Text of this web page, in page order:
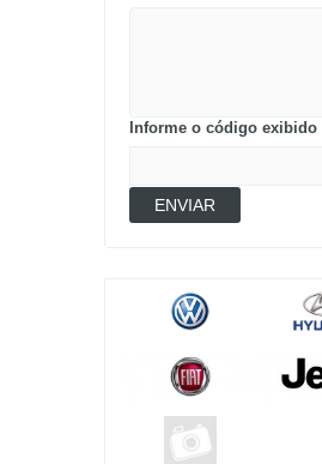
Informe o código
ENVIAR